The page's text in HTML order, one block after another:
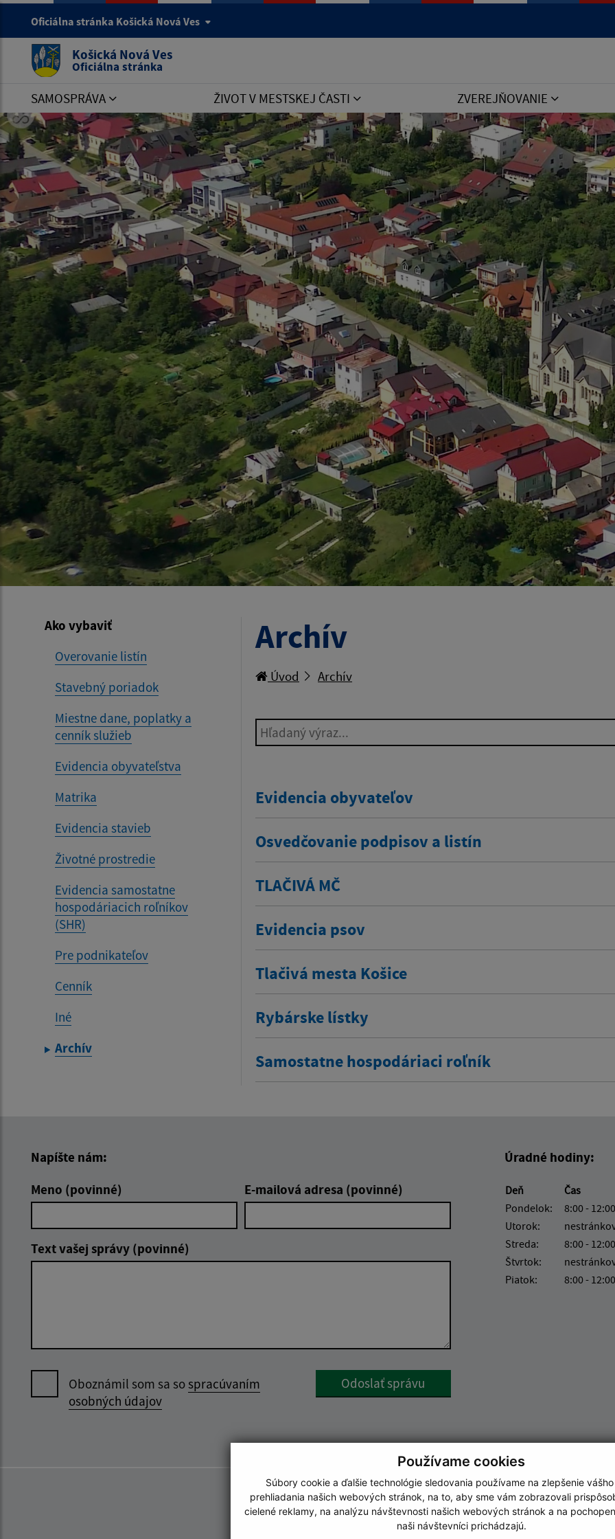
Používame cookies
Súbory cookie a ďalšie technológie sledovania používame na zlepšenie
prehliadania našich webových stránok, na to, aby sme vám zobrazovali
cielené reklamy, na analýzu návštevnosti našich webových stránok a na
naši návštevníci prichádzajú.
Oficiálna stránka Košická Nová Ves
Košická Nová Ves
Oficiálna stránka
SAMOSPRÁVA ŽIVOT V MESTSKEJ ČASTI ZVEREJŇOVANIE
Ako vybaviť
Overovanie listín
Stavebný poriadok
Miestne dane, poplatky a
cenník služieb
Evidencia obyvateľstva
Matrika
Evidencia stavieb
Životné prostredie
Evidencia samostatne
hospodáriacich roľníkov
(SHR)
Pre podnikateľov
Cenník
Iné
Archív
Archív
Úvod Archív
Hľadaný výraz...
Evidencia obyvateľov
Osvedčovanie podpisov a listín
TLAČIVÁ MČ
Evidencia psov
Tlačivá mesta Košice
Rybárske lístky
Samostatne hospodáriaci roľník
Napíšte nám:
Meno (povinné)
E-mailová adresa (povinné)
Text vašej správy (povinné)
Oboznámil som sa sospracúvaním
osobných údajov
Odoslať správu
Úradné hodiny:
Deň
Čas
Pondelok:
8:00 -
Utorok:
Streda:
8:00 -
Štvrtok:
Piatok:
8:00 - 12:00